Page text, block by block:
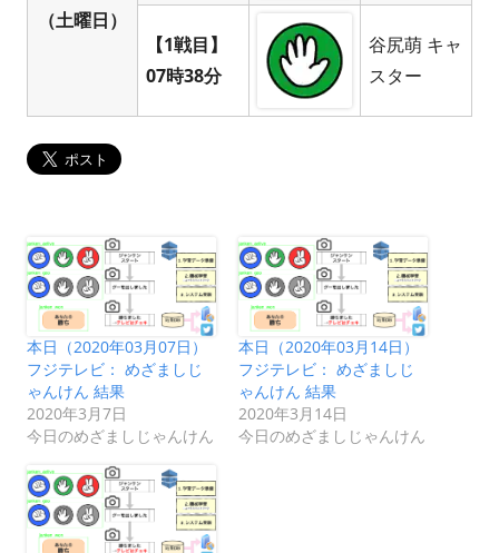
（土曜日）
【1戦目】
07時38分
谷尻萌 キャ
スター
本日（2020年03月07日）
フジテレビ： めざましじ
ゃんけん 結果
2020年3月7日
今日のめざましじゃんけん
本日（2020年03月14日）
フジテレビ： めざましじ
ゃんけん 結果
2020年3月14日
今日のめざましじゃんけん